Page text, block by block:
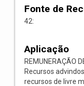
Fonte de
42:
Aplicação
REMUNERAÇÃO
Recursos
recursos de livre